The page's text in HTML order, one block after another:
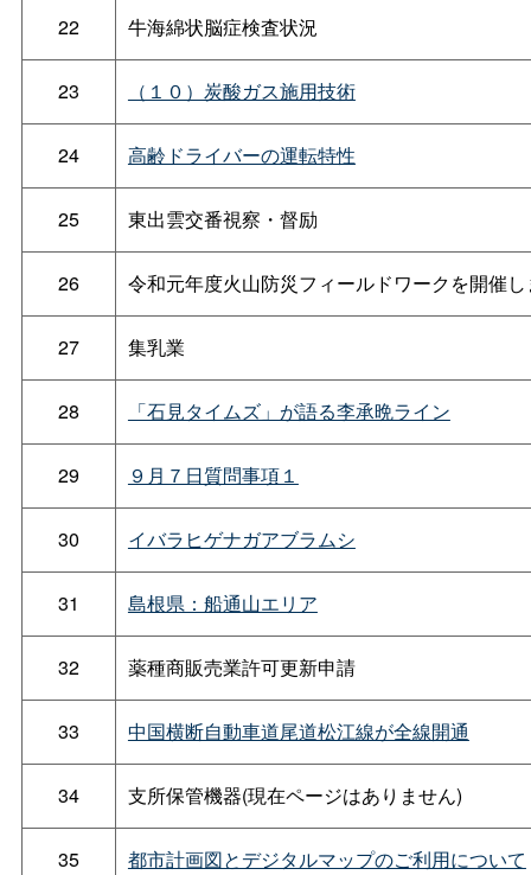
22 牛海綿状脳症検査状況
23 （１０）炭酸ガス施用技術
24 高齢ドライバーの運転特性
25 東出雲交番視察・督励
26 令和元年度火山防災フィールドワークを開催
27 集乳業
28 「石見タイムズ」が語る李承晩ライン
29 ９月７日質問事項１
30 イバラヒゲナガアブラムシ
31 島根県：船通山エリア
32 薬種商販売業許可更新申請
33 中国横断自動車道尾道松江線が全線開通
34 支所保管機器(現在ページはありません)
35 都市計画図とデジタルマップのご利用について